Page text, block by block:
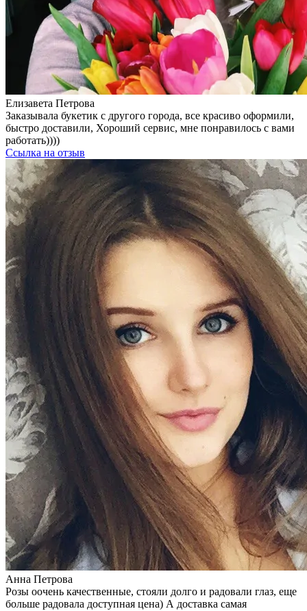
Елизавета Петрова
Заказывала букетик с другого города, все красиво оформили,
быстро доставили, Хороший сервис, мне понравилось с вами
работать))))
Ссылка на отзыв
Анна Петрова
Розы оочень качественные, стояли долго и радовали глаз, еще
больше радовала доступная цена) А доставка самая